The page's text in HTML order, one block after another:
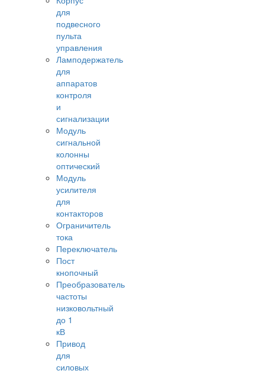
для
подвесного
пульта
управления
Ламподержатель
для
аппаратов
контроля
и
сигнализации
Модуль
сигнальной
колонны
оптический
Модуль
усилителя
для
контакторов
Ограничитель
тока
Переключатель
Пост
кнопочный
Преобразователь
частоты
низковольтный
до 1
кВ
Привод
для
силовых